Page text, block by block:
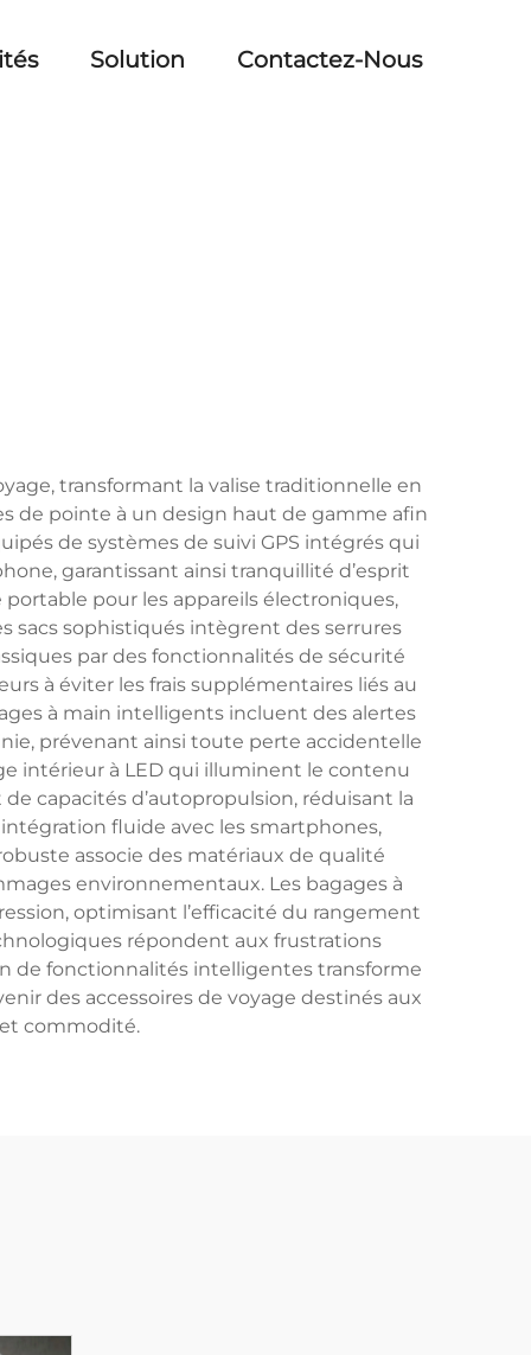
Solution Contactez-Nous
transformant la valise traditionnelle en
de pointe à un design haut de gamme afin
de systèmes de suivi GPS intégrés qui
garantissant ainsi tranquillité d’esprit
pour les appareils électroniques,
sacs sophistiqués intègrent des serrures
par des fonctionnalités de sécurité
à éviter les frais supplémentaires liés au
à main intelligents incluent des alertes
prévenant ainsi toute perte accidentelle
intérieur à LED qui illuminent le contenu
capacités d’autopropulsion, réduisant la
fluide avec les smartphones,
associe des matériaux de qualité
environnementaux. Les bagages à
optimisant l’efficacité du rangement
répondent aux frustrations
de fonctionnalités intelligentes transforme
des accessoires de voyage destinés aux
commodité.